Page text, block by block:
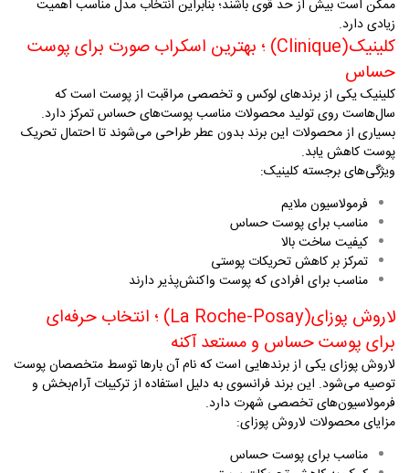
ممکن است بیش از حد قوی باشند؛ بنابراین انتخاب مدل مناسب اهمیت
زیادی دارد.
کلینیک(Clinique) ؛ بهترین اسکراب صورت برای پوست
حساس
کلینیک یکی از برندهای لوکس و تخصصی مراقبت از پوست است که
سال‌هاست روی تولید محصولات مناسب پوست‌های حساس تمرکز دارد.
بسیاری از محصولات این برند بدون عطر طراحی می‌شوند تا احتمال تحریک
پوست کاهش یابد.
ویژگی‌های برجسته کلینیک:
فرمولاسیون ملایم
مناسب برای پوست حساس
کیفیت ساخت بالا
تمرکز بر کاهش تحریکات پوستی
مناسب برای افرادی که پوست واکنش‌پذیر دارند
لاروش پوزای(La Roche-Posay) ؛ انتخاب حرفه‌ای
برای پوست حساس و مستعد آکنه
لاروش پوزای یکی از برندهایی است که نام آن بارها توسط متخصصان پوست
توصیه می‌شود. این برند فرانسوی به دلیل استفاده از ترکیبات آرام‌بخش و
فرمولاسیون‌های تخصصی شهرت دارد.
مزایای محصولات لاروش پوزای:
مناسب برای پوست حساس